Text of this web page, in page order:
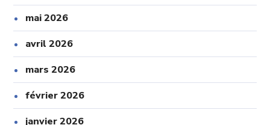
mai 2026
avril 2026
mars 2026
février 2026
janvier 2026